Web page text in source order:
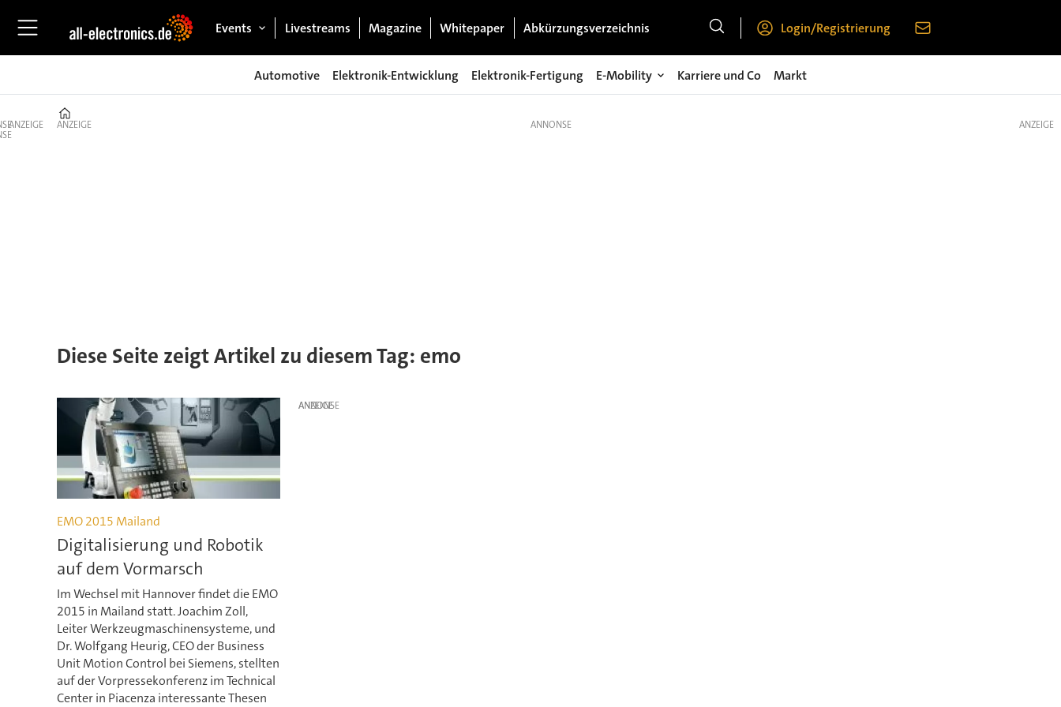
Events Livestreams Magazine Whitepaper Abkürzungsverzeichnis Login/Registrierung
Automotive Elektronik-Entwicklung Elektronik-Fertigung E-Mobility Karriere und Co Markt
ANZEIGE ANZEIGE
Diese Seite zeigt Artikel zu diesem Tag: emo
EMO 2015 Mailand
Digitalisierung und Robotik
auf dem Vormarsch
Im Wechsel mit Hannover findet die EMO
2015 in Mailand statt. Joachim Zoll,
Leiter Werkzeugmaschinensysteme, und
Dr. Wolfgang Heurig, CEO der Business
Unit Motion Control bei Siemens, stellten
auf der Vorpressekonferenz im Technical
Center in Piacenza interessante Thesen
ANZEIGE
ANZEIGE